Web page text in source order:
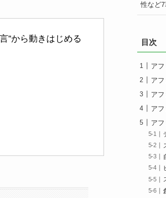
”から動きはじめる
性など
目次
ア
ア
ア
ア
ア